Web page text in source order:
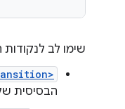
שימו לב
הבסיסית